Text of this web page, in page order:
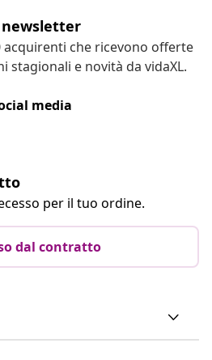
acquirenti che ricevono offerte
stagionali e novità da vidaXL.
media
per il tuo ordine.
dal contratto